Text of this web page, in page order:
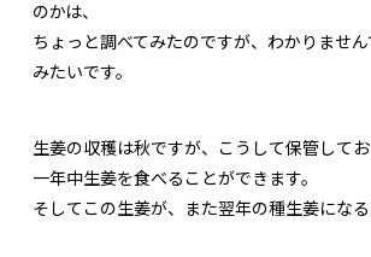
のかは、
ちょっと調べてみたのですが、わかりませ
みたいです。
生姜の収穫は秋ですが、こうして保管して
一年中生姜を食べることができます。
そしてこの生姜が、また翌年の種生姜になる